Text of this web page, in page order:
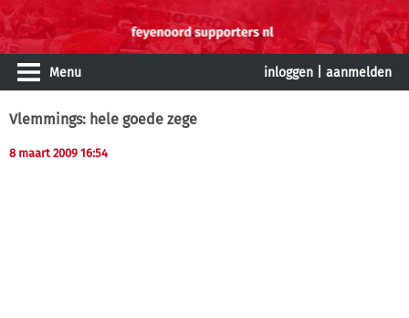
Menu inloggen aanmelden
Vlemmings: hele goede zege
8 maart 2009 16:54